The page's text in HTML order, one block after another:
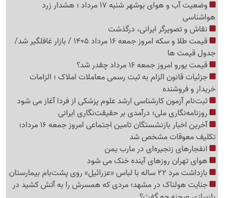
وضعیت آب و هوای بوشهر شنبه 17 مرداد ؛ هشدار زرد
هواشناسی
نقاش و تصویرگر ایرانی، درگذشت
قیمت طلا و سکه امروز جمعه 16 مرداد 1405 / بازار غافلگیر شد/
جدول قیمت ها
قیمت یورو امروز جمعه 16 مرداد چقدر شد؟
جزئیات قانون الزام به ثبت رسمی معاملات املاک ؛ الزامات
خریدار و فروشنده
ثبت‌نام‌ آزمون کارشناسی ارشد علوم پزشکی از فردا آغاز می شود
روزنامه‌نگاری ملی؛ درآمدی بر حقیقت‌نگاری ایرانی
آخرین اخبار بازنشستگان تامین اجتماعی امروز جمعه 16 مرداد؛
تکلیف معوقات مشخص شد
انفجارهای زنجیره‌ای در مارب یمن
هوای تهران روزهای آینده خنک می شود
بازداشت مرد 22 ساله با لباس «عزرائیل» روی پشت‌بام بیمارستان
جنایت هولناک در مشهد؛ مردی که همسرش را به آتش کشید در